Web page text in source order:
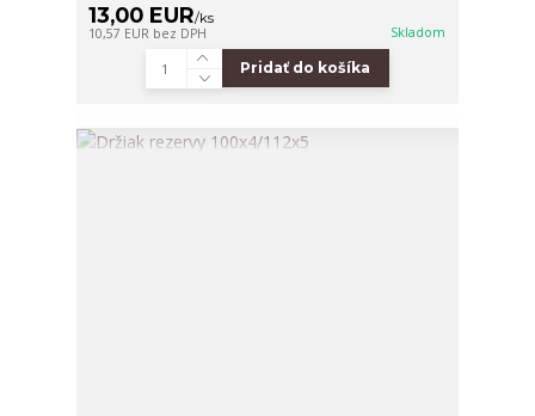
13,00 EUR/ks
10,57 EUR bez DPH Skladom
Pridať do košíka